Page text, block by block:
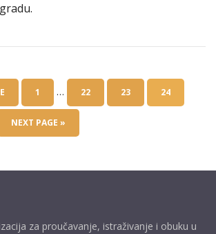
1 … 22 23 24
NEXT PAGE »
za proučavanje, istraživanje i obuku u